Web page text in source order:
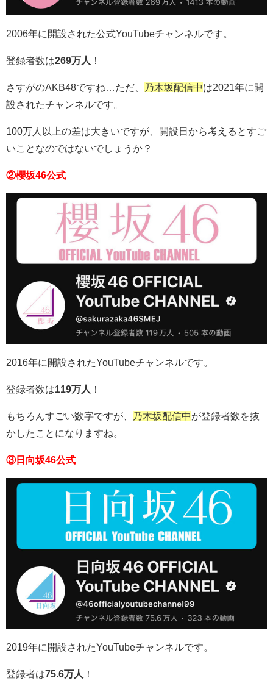
2006年に開設された公式YouTubeチャンネルです。
登録者数は269万人 ！
さすがのAKB48ですね…ただ、 乃木坂配信中は2021年に開
設されたチャンネルです。
100万人以上の差は大きいですが、開設日から考えるとすご
いことなのではないでしょうか？
②櫻坂46公式
2016年に開設されたYouTubeチャンネルです。
登録者数は119万人 ！
もちろんすごい数字ですが、 乃木坂配信中が登録者数を抜
かしたことになりますね。
③日向坂46公式
2019年に開設されたYouTubeチャンネルです。
登録者は75.6万人 ！